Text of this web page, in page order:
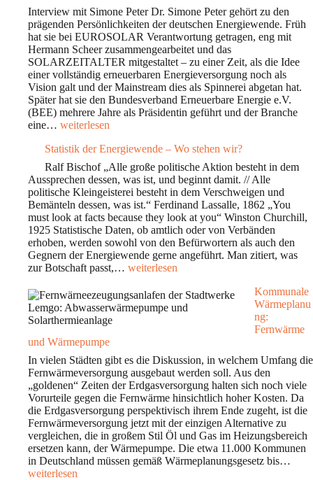
Flickenteppich?stehen
wir?
Interview mit Simone Peter Dr. Simone Peter gehört zu den
prägenden Persönlichkeiten der deutschen Energiewende. Früh
hat sie bei EUROSOLAR Verantwortung getragen, eng mit
Hermann Scheer zusammengearbeitet und das
SOLARZEITALTER mitgestaltet – zu einer Zeit, als die Idee
einer vollständig erneuerbaren Energieversorgung noch als
Vision galt und der Mainstream dies als Spinnerei abgetan hat.
Später hat sie den Bundesverband Erneuerbare Energie e.V.
(BEE) mehrere Jahre als Präsidentin geführt und der Branche
eine… „Wer
will,
muss
den
erneuerbaren
Kurs
verstärken“
weiterlesen
Statistik der Energiewende – Wo stehen wir?
Ralf Bischof „Alle große politische Aktion besteht in dem
Aussprechen dessen, was ist, und beginnt damit. // Alle
politische Kleingeisterei besteht in dem Verschweigen und
Bemänteln dessen, was ist.“ Ferdinand Lassalle, 1862 „You
must look at facts because they look at you“ Winston Churchill,
1925 Statistische Daten, ob amtlich oder von Verbänden
erhoben, werden sowohl von den Befürwortern als auch den
Gegnern der Energiewende gerne angeführt. Man zitiert, was
zur Botschaft passt,… Statistik
Energiewende
–
Wo
weiterlesen
Kommunale
Wärmeplanu
ng:
Fernwärme
und Wärmepumpe
In vielen Städten gibt es die Diskussion, in welchem Umfang die
Fernwärmeversorgung ausgebaut werden soll. Aus den
„goldenen“ Zeiten der Erdgasversorgung halten sich noch viele
Vorurteile gegen die Fernwärme hinsichtlich hoher Kosten. Da
die Erdgasversorgung perspektivisch ihrem Ende zugeht, ist die
Fernwärmeversorgung jetzt mit der einzigen Alternative zu
vergleichen, die in großem Stil Öl und Gas im Heizungsbereich
ersetzen kann, der Wärmepumpe. Die etwa 11.000 Kommunen
in Deutschland müssen gemäß Wärmeplanungsgesetz bis…
weiterlesen